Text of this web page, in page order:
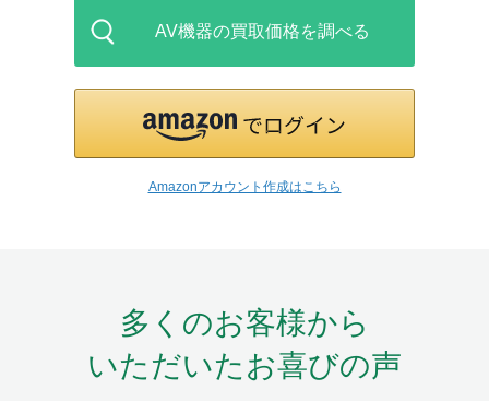
AV機器の買取価格を調べる
Amazonアカウント作成はこちら
多くのお客様から
いただいたお喜びの声